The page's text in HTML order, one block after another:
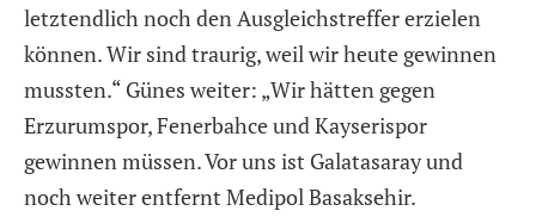
letztendlich noch den Ausgleichstreffer erzielen
können. Wir sind traurig, weil wir heute gewinnen
mussten.“ Günes weiter: „Wir hätten gegen
Erzurumspor, Fenerbahce und Kayserispor
gewinnen müssen. Vor uns ist Galatasaray und
noch weiter entfernt Medipol Basaksehir.